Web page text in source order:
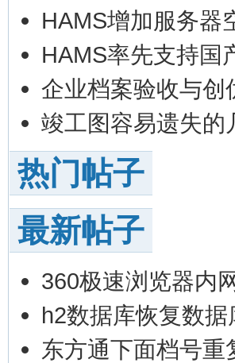
HAMS增加服务器
HAMS率先支持国
企业档案验收与创
竣工图容易遗失的
热门帖子
最新帖子
360极速浏览器内
h2数据库恢复数据
东方通下面档号